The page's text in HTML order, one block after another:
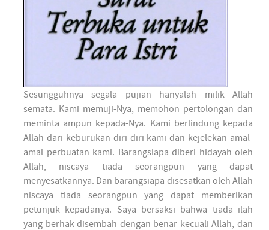
Sesungguhnya segala pujian hanyalah milik Allah
semata. Kami memuji-Nya, memohon pertolongan dan
meminta ampun kepada-Nya. Kami berlindung kepada
Allah dari keburukan diri-diri kami dan kejelekan amal-
amal perbuatan kami. Barangsiapa diberi hidayah oleh
Allah, niscaya tiada seorangpun yang dapat
menyesatkannya. Dan barangsiapa disesatkan oleh Allah
niscaya tiada seorangpun yang dapat memberikan
petunjuk kepadanya. Saya bersaksi bahwa tiada ilah
yang berhak disembah dengan benar kecuali Allah, dan